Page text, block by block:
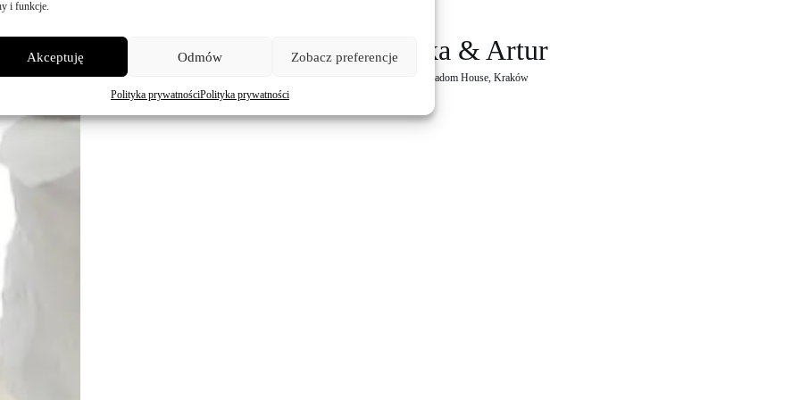
i funkcje.
Akceptuję Odmów Zobacz preferencje
Polityka prywatnościPolityka prywatności
Agnieszka & Artur
Stradom House , Kraków